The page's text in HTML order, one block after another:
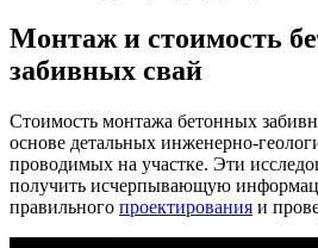
Монтаж и стоимость
забивных свай
Стоимость монтажа бетонных
основе детальных инженерно-
проводимых на участке. Эти
получить исчерпывающую
правильного проектирования и